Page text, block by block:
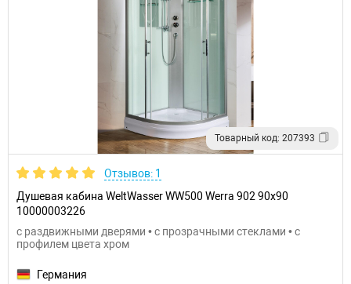
Товарный код: 207393
Отзывов: 1
Душевая кабина WeltWasser WW500 Werra 902 90x90
10000003226
с раздвижными дверями • с прозрачными стеклами • с
профилем цвета хром
Германия